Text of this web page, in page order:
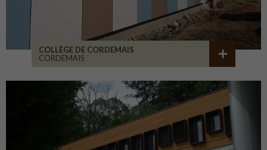
COLLÈGE DE CORDEMAIS
CORDEMAIS